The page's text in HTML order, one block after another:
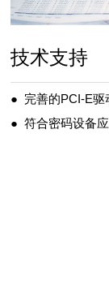
技术支持
● 完善的PCI-E驱
● 符合密码设备